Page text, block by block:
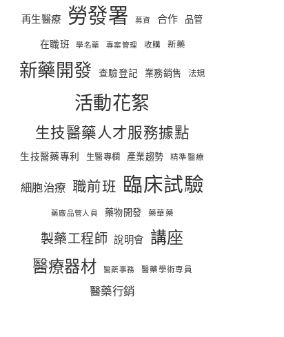
再生醫療 勞發署 募資 合作 品管
在職班 學名藥 專案管理 收購 新藥
新藥開發 查驗登記 業務銷售 法規
活動花絮
生技醫藥人才服務據點
生技醫藥專利 生醫專欄 產業趨勢 精準醫療
細胞治療 職前班 臨床試驗
藥廠品管人員 藥物開發 藥華藥
製藥工程師 說明會 講座
醫療器材 醫藥事務 醫藥學術專員
醫藥行銷